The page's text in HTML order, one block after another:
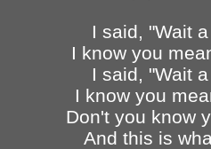
I said, "Wait
I know you
I said, "Wait
I know you
Don't you know
And this is